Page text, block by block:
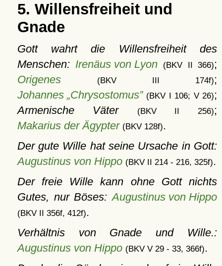
5. Willensfreiheit und
Gnade
Gott wahrt die Willensfreiheit des
Menschen: Irenäus von Lyon (BKV II 366);
Origenes
(BKV III 174f);
Johannes „Chrysostomus” (BKV I 106; V 26);
Armenische Väter
(BKV II 256);
Makarius der Ägypter (BKV 128f).
Der gute Wille hat seine Ursache in Gott:
Augustinus von Hippo (BKV II 214 - 216, 325f).
Der freie Wille kann ohne Gott nichts
Gutes, nur Böses:Augustinus von Hippo
(BKV II 356f, 412f).
Verhältnis von Gnade und Wille.:
Augustinus von Hippo (BKV V 29 - 33, 366f).